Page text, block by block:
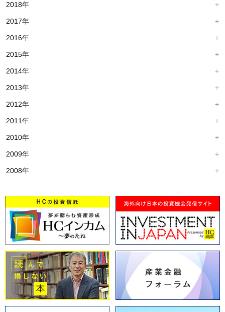
2018年
2017年
2016年
2015年
2014年
2013年
2012年
2011年
2010年
2009年
2008年